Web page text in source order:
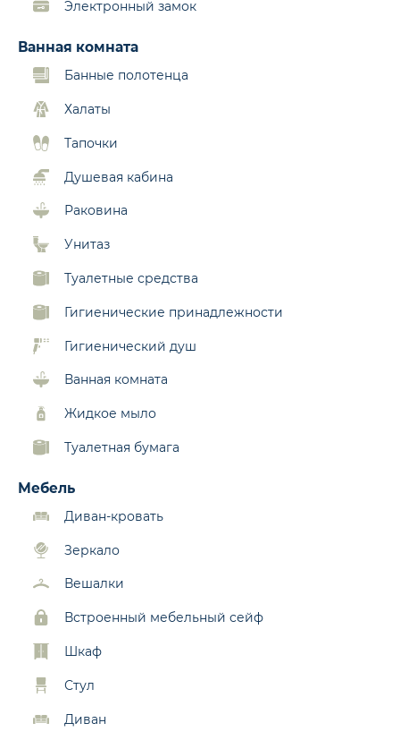
Электронный замок
Ванная комната
Банные полотенца
Халаты
Тапочки
Душевая кабина
Раковина
Унитаз
Туалетные средства
Гигиенические принадлежности
Гигиенический душ
Ванная комната
Жидкое мыло
Туалетная бумага
Мебель
Диван-кровать
Зеркало
Вешалки
Встроенный мебельный сейф
Шкаф
Стул
Диван